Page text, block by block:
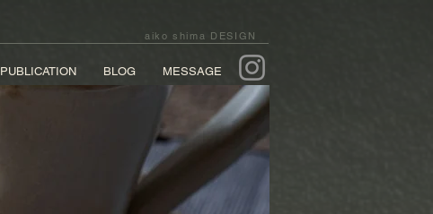
PUBLICATION BLOG MESSAGE
aiko shima DESIGN